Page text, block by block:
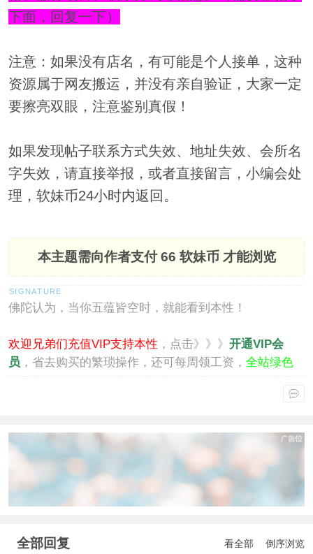
下面，回复一下）
注意：如果没有店名，有可能是个人接单，这种
资源属于网友搬运，并没有亲自验证，大家一定
要擦亮双眼，注意鉴别真假！
如果发现帖子联系方式失效、地址失效、会所名
字失效，请直接举报，或者直接留言，小编会处
理，软妹币24小时内返回。
本主题需向作者支付66 软妹币 才能浏览
佛陀认为，当你五蕴皆空时，就能看到本性！
欢迎兄弟们充值VIP支持本性 ，点击》》》 开通VIP会
员 ，省去购买的繁琐操作，还可每周领工资， 全站绿色
全部回复 看全部 倒序浏览